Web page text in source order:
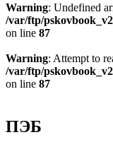
Warning: Undefined
/var/ftp/
on line 87
Warning: Attempt to
/var/ftp/
on line 87
ПЭБ